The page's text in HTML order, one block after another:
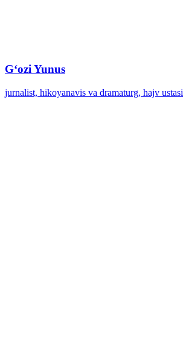
Gʻozi Yunus
jurnalist, hikoyanavis va dramaturg, hajv ustasi